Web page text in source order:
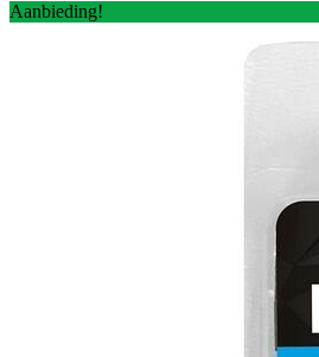
Aanbieding!